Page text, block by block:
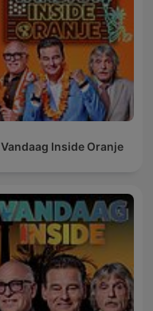
Vandaag Inside Oranje